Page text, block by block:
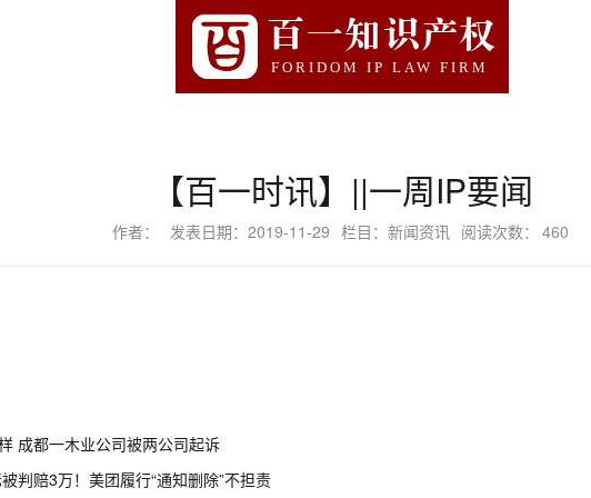
百一知识产权
FORIDOM IP LAW FIRM
【百一时讯】||一周IP要闻
作者： 发表日期：2019-11-29 栏目：新闻资讯 阅读次数： 460
成都一木业公司被两公司起诉
判赔3万！美团履行“通知删除”不担责